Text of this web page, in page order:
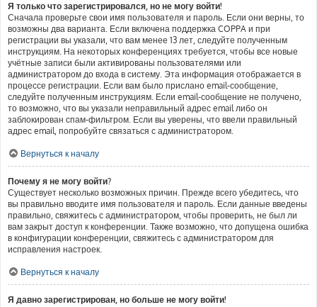
Я только что зарегистрировался, но не могу войти!
Сначала проверьте свои имя пользователя и пароль. Если они верны, то
возможны два варианта. Если включена поддержка COPPA и при
регистрации вы указали, что вам менее 13 лет, следуйте полученным
инструкциям. На некоторых конференциях требуется, чтобы все новые
учётные записи были активированы пользователями или
администратором до входа в систему. Эта информация отображается в
процессе регистрации. Если вам было прислано email-сообщение,
следуйте полученным инструкциям. Если email-сообщение не получено,
то возможно, что вы указали неправильный адрес email либо он
заблокирован спам-фильтром. Если вы уверены, что ввели правильный
адрес email, попробуйте связаться с администратором.
Вернуться к началу
Почему я не могу войти?
Существует несколько возможных причин. Прежде всего убедитесь, что
вы правильно вводите имя пользователя и пароль. Если данные введены
правильно, свяжитесь с администратором, чтобы проверить, не был ли
вам закрыт доступ к конференции. Также возможно, что допущена ошибка
в конфигурации конференции, свяжитесь с администратором для
исправления настроек.
Вернуться к началу
Я давно зарегистрирован, но больше не могу войти!